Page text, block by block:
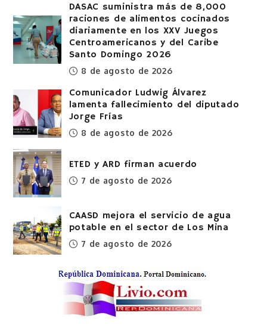
DASAC suministra más de 8,000
raciones de alimentos cocinados
diariamente en los XXV Juegos
Centroamericanos y del Caribe
Santo Domingo 2026
8 de agosto de 2026
Comunicador Ludwig Álvarez
lamenta fallecimiento del diputado
Jorge Frías
8 de agosto de 2026
ETED y ARD firman acuerdo
7 de agosto de 2026
CAASD mejora el servicio de agua
potable en el sector de Los Mina
7 de agosto de 2026